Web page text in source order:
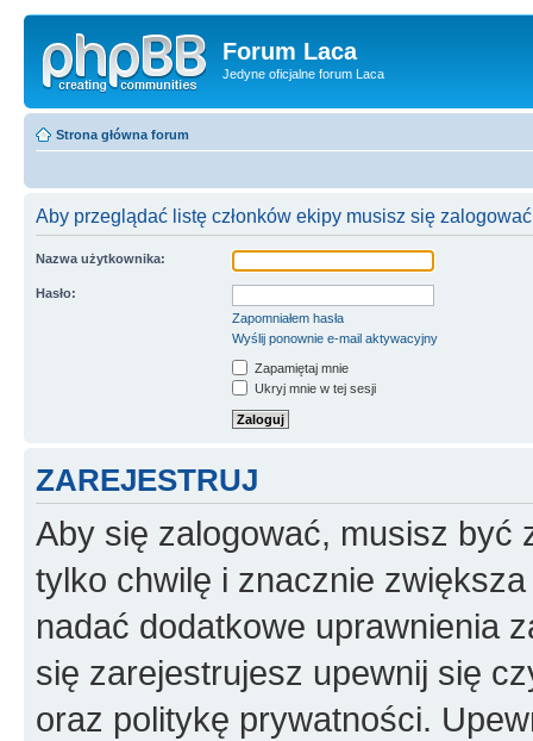
Forum Laca
Jedyne oficjalne forum Laca
Strona główna forum
Aby przeglądać listę członków ekipy musisz się
Nazwa użytkownika:
Hasło:
Zapomniałem hasła
Wyślij ponownie e-mail aktywacyjny
Zapamiętaj mnie
Ukryj mnie w tej sesji
ZAREJESTRUJ
Aby się zalogować, musisz być
tylko chwilę i znacznie
nadać dodatkowe uprawnienia
się zarejestrujesz upewnij się
oraz politykę prywatności.